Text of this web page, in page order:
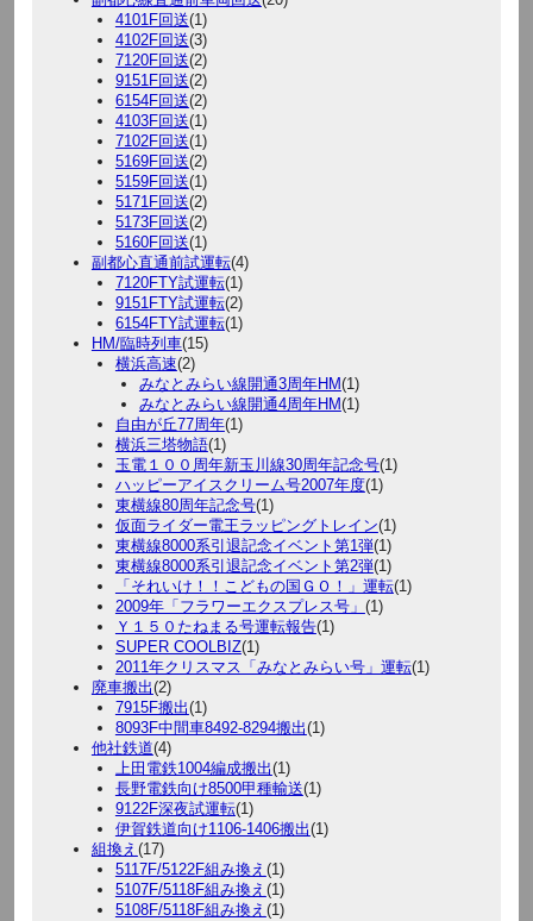
4101F回送(1)
4102F回送(3)
7120F回送(2)
9151F回送(2)
6154F回送(2)
4103F回送(1)
7102F回送(1)
5169F回送(2)
5159F回送(1)
5171F回送(2)
5173F回送(2)
5160F回送(1)
副都心直通前試運転(4)
7120FTY試運転(1)
9151FTY試運転(2)
6154FTY試運転(1)
HM/臨時列車(15)
横浜高速(2)
みなとみらい線開通3周年HM(1)
みなとみらい線開通4周年HM(1)
自由が丘77周年(1)
横浜三塔物語(1)
玉電１００周年新玉川線30周年記念号(1)
ハッピーアイスクリーム号2007年度(1)
東横線80周年記念号(1)
仮面ライダー電王ラッピングトレイン(1)
東横線8000系引退記念イベント第1弾(1)
東横線8000系引退記念イベント第2弾(1)
「それいけ！！こどもの国ＧＯ！」運転(1)
2009年「フラワーエクスプレス号」 (1)
Ｙ１５０たねまる号運転報告(1)
SUPER COOLBIZ(1)
2011年クリスマス「みなとみらい号」運転(1)
廃車搬出(2)
7915F搬出(1)
8093F中間車8492-8294搬出(1)
他社鉄道(4)
上田電鉄1004編成搬出(1)
長野電鉄向け8500甲種輸送(1)
9122F深夜試運転(1)
伊賀鉄道向け1106-1406搬出(1)
組換え (17)
5117F/5122F組み換え (1)
5107F/5118F組み換え (1)
5108F/5118F組み換え (1)